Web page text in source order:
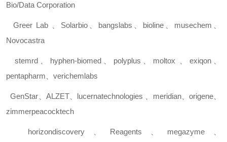
Bio/Data Corporation
Greer Lab Solarbio bangslabs bioline musechem
Novocastra
stemrd、 hyphen-biomed、 polyplus moltox exiqon、
pentapharm
verichemlabs
GenStar ALZET、 lucernatechnologies meridian、 origene、
zimmerpeacocktech
horizondiscovery、 Reagents megazyme、